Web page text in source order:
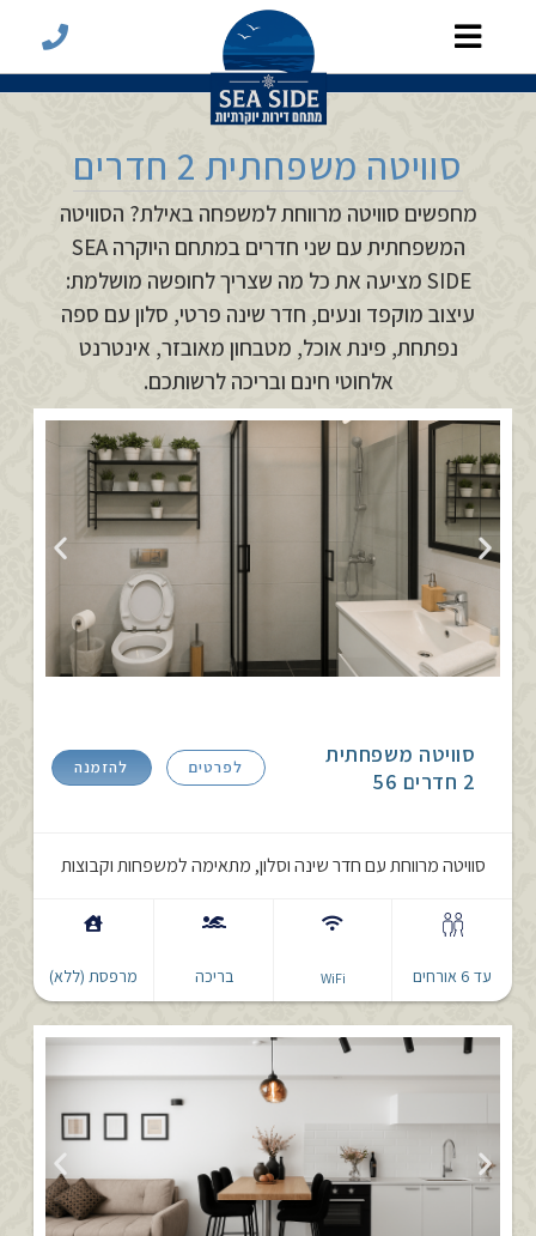
סוויטה משפחתית 2 חדרים
מחפשים סוויטה מרווחת למשפחה באילת? הסוויטה
המשפחתית עם שני חדרים במתחם היוקרה SEA
SIDE מציעה את כל מה שצריך לחופשה מושלמת:
עיצוב מוקפד ונעים, חדר שינה פרטי, סלון עם ספה
נפתחת, פינת אוכל, מטבחון מאובזר, אינטרנט
אלחוטי חינם ובריכה לרשותכם.
סוויטה משפחתית
2 חדרים 56
לפרטים להזמנה
סוויטה מרווחת עם חדר שינה וסלון, מתאימה למשפחות וקבוצות
עד 6 אורחים WiFi בריכה מרפסת (ללא)